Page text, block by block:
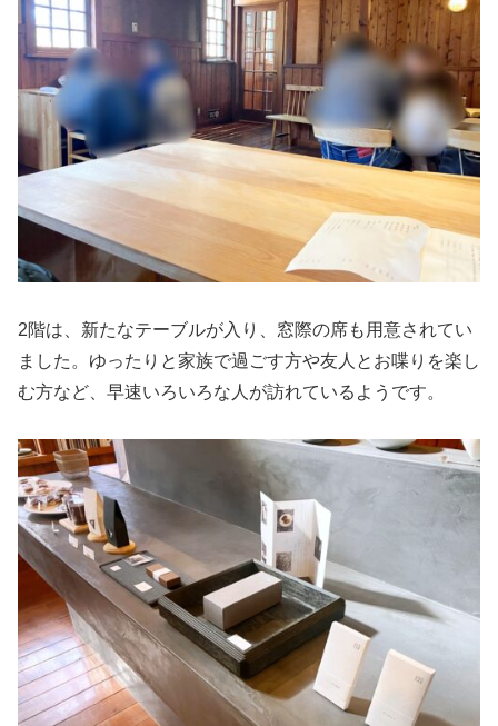
2階は、新たなテーブルが入り、窓際の席も用意されてい
ました。ゆったりと家族で過ごす方や友人とお喋りを楽し
む方など、早速いろいろな人が訪れているようです。